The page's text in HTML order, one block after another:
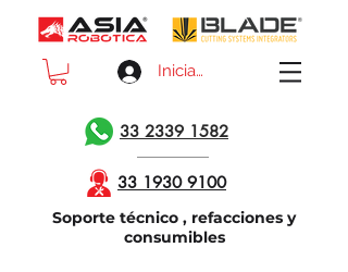
Iniciar sesión
33 2339 1582
33 1930 9100
Soporte técnico , refacciones y
consumibles